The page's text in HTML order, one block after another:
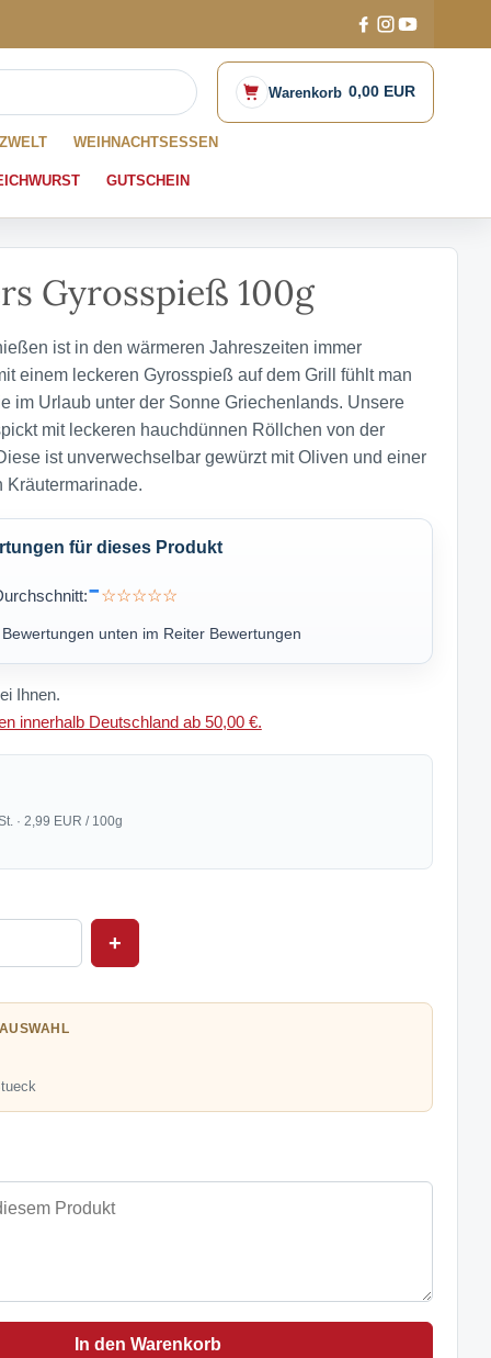
Warenkorb 0,00 EUR
WEIHNACHTSESSEN
GUTSCHEIN
Gyrosspieß 100g
ist in den wärmeren Jahreszeiten immer
einem leckeren Gyrosspieß auf dem Grill fühlt man
im Urlaub unter der Sonne Griechenlands. Unsere
mit leckeren hauchdünnen Röllchen von der
ist unverwechselbar gewürzt mit Oliven und einer
Kräutermarinade.
für dieses Produkt
-☆☆☆☆☆
unten im Reiter Bewertungen
Ihnen.
innerhalb Deutschland ab 50,00 €.
· 2,99 EUR / 100g
+
In den Warenkorb